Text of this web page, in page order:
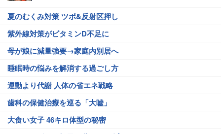
夏のむくみ対策 ツボ&反射区押し
紫外線対策がビタミンD不足に
母が娘に減量強要→家庭内別居へ
睡眠時の悩みを解消する過ごし方
運動より代謝 人体の省エネ戦略
歯科の保健治療を巡る「大嘘」
大食い女子 46キロ体型の秘密